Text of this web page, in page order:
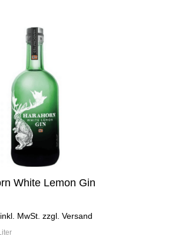
White Lemon Gin
inkl. MwSt. zzgl. Versand